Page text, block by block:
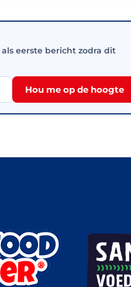
eerste bericht zodra dit
Hou me op de hoogte